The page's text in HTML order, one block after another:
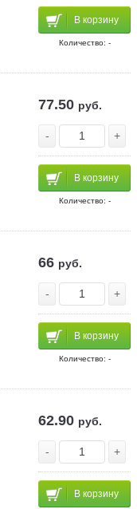
В корзину
Количество: -
77.50 руб.
- +
В корзину
Количество: -
66 руб.
- +
В корзину
Количество: -
62.90 руб.
- +
В корзину